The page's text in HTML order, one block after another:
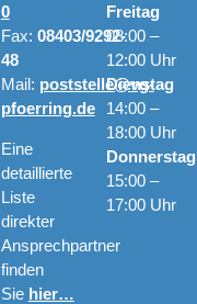
0
Fax: 08403/9292-
48
Mail: poststelle@vg-
pfoerring.de
Eine
detaillierte
Liste
direkter
Ansprechpartner
finden
Sie hier…
Freitag
08:00 –
12:00 Uhr
Dienstag
14:00 –
18:00 Uhr
Donnerstag
15:00 –
17:00 Uhr